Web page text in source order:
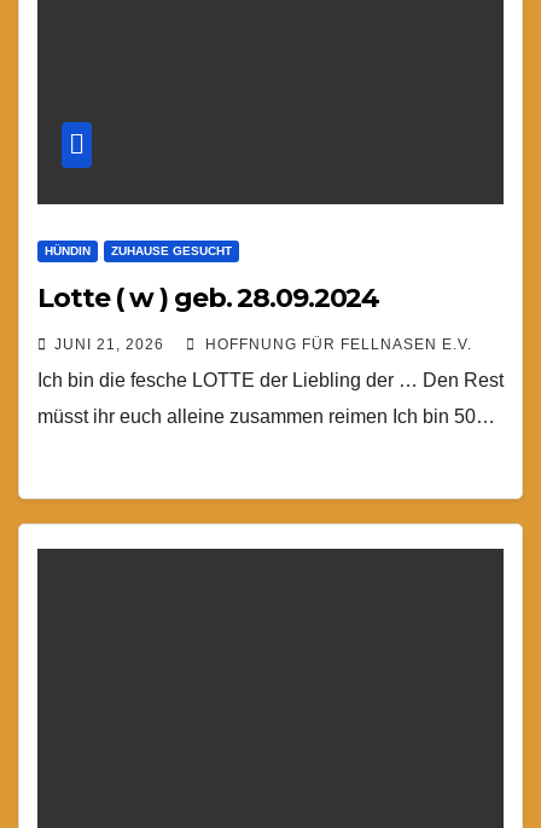
HÜNDIN ZUHAUSE GESUCHT
Lotte ( w ) geb. 28.09.2024
JUNI 21, 2026 HOFFNUNG FÜR FELLNASEN E.V.
Ich bin die fesche LOTTE der Liebling der … Den Rest
müsst ihr euch alleine zusammen reimen Ich bin 50…